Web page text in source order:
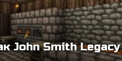
John Smith Legacy